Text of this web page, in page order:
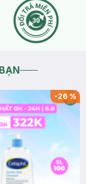
-26%